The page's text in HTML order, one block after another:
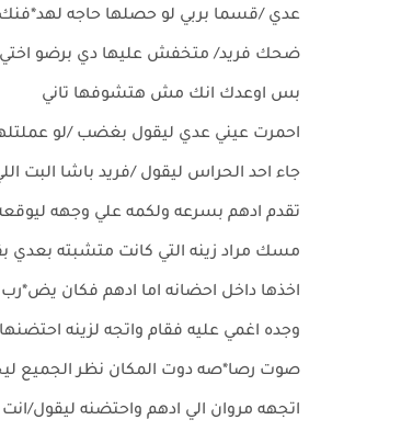
عدي /قسما بربي لو حصلها حاجه
ضحك فريد/ متخفش عليها دي برضو اختي
بس اوعدك انك مش هتشوفها تاني
احمرت عيني عدي ليقول بغضب /لو
جاء احد الحراس ليقول /فريد باشا البت
تقدم ادهم بسرعه ولكمه علي وجهه
مسك مراد زينه التي كانت متشبته بعدي
اخذها داخل احضانه اما ادهم فكان يض*رب
وجده اغمي عليه فقام واتجه لزينه
صوت رصا*صه دوت المكان نظر الجميع
اتجهه مروان الي ادهم واحتضنه ليقول/